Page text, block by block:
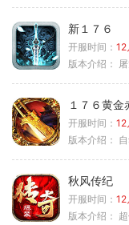
新１７６
开服时间： 12
版本介绍：
１７６黄金
开服时间： 12
版本介绍：
秋风传纪
开服时间： 12
版本介绍：